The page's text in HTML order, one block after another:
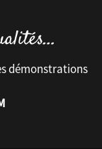
démonstrations